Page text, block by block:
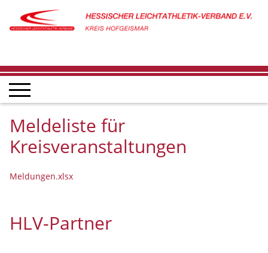
Meldeliste für
Kreisveranstaltungen
Meldungen.xlsx
HLV-Partner